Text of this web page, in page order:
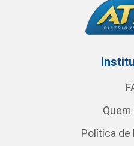
Quem
Política de